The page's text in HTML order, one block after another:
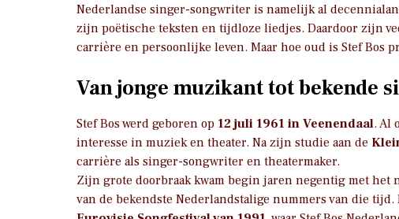
Nederlandse singer-songwriter is namelijk al
zijn poëtische teksten en tijdloze liedjes. Daardoor zijn
carrière en persoonlijke leven. Maar hoe oud is Stef Bos
Van jonge muzikant tot bekende
Stef Bos werd geboren op 12 juli 1961 in Veenendaal. Al
interesse in muziek en theater. Na zijn studie aan de
carrière als singer-songwriter en theatermaker.
Zijn grote doorbraak kwam begin jaren negentig met het
van de bekendste Nederlandstalige nummers van die